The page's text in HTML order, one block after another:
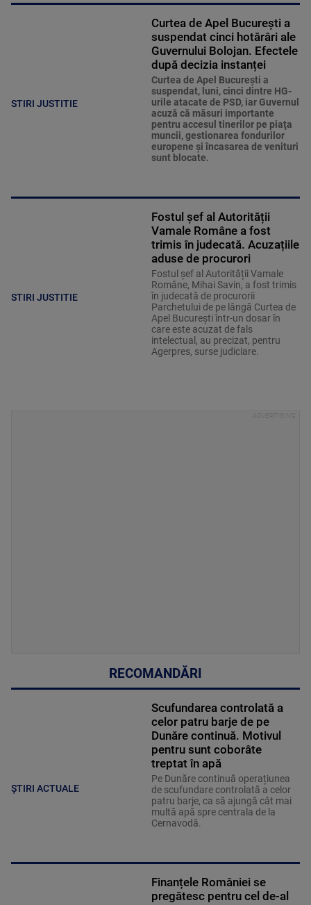
STIRI JUSTITIE
Curtea de Apel București a
suspendat cinci hotărâri ale
Guvernului Bolojan. Efectele
după decizia instanței
Curtea de Apel Bucureşti a
suspendat, luni, cinci dintre HG-
urile atacate de PSD, iar Guvernul
acuză că măsuri importante
pentru accesul tinerilor pe piaţa
muncii, gestionarea fondurilor
europene şi încasarea de venituri
sunt blocate.
STIRI JUSTITIE
Fostul șef al Autorității
Vamale Române a fost
trimis în judecată. Acuzațiile
aduse de procurori
Fostul șef al Autorității Vamale
Române, Mihai Savin, a fost trimis
în judecată de procurorii
Parchetului de pe lângă Curtea de
Apel București într-un dosar în
care este acuzat de fals
intelectual, au precizat, pentru
Agerpres, surse judiciare.
RECOMANDĂRI
ȘTIRI ACTUALE
Scufundarea controlată a
celor patru barje de pe
Dunăre continuă. Motivul
pentru sunt coborâte
treptat în apă
Pe Dunăre continuă operațiunea
de scufundare controlată a celor
patru barje, ca să ajungă cât mai
multă apă spre centrala de la
Cernavodă.
Finanțele României se
pregătesc pentru cel de-al